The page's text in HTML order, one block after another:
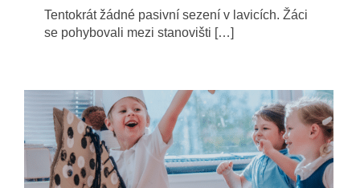
Tentokrát žádné pasivní sezení v lavicích. Žáci
se pohybovali mezi stanovišti […]